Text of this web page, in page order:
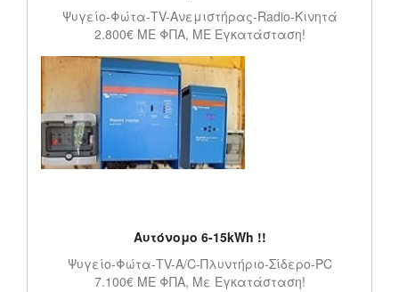
Ψυγείο-Φώτα-TV-Ανεμιστήρας-Radio-Κινητά
2.800€ ME ΦΠΑ, ΜΕ Εγκατάσταση!
Αυτόνομο 6-15kWh !!
Ψυγείο-Φώτα-TV-A/C-Πλυντήριο-Σίδερο-PC
7.100€ ΜΕ ΦΠΑ, Με Εγκατάσταση!